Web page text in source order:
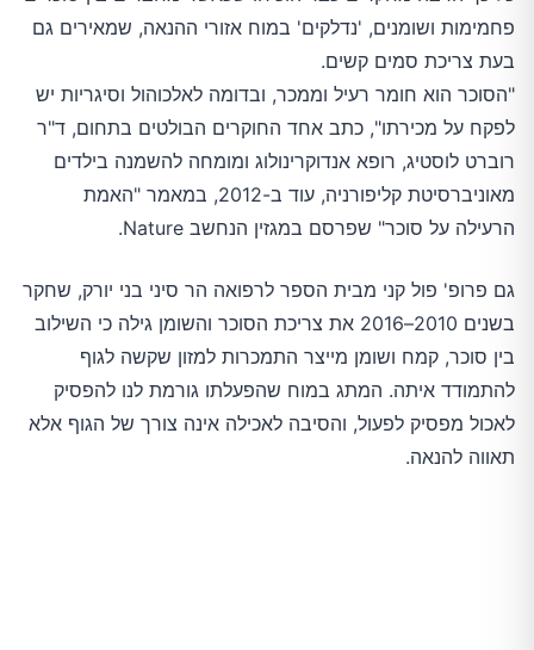
פחמימות ושומנים, 'נדלקים' במוח אזורי ההנאה, שמאירים גם
בעת צריכת סמים קשים.
"הסוכר הוא חומר רעיל וממכר, ובדומה לאלכוהול וסיגריות יש
לפקח על מכירתו", כתב אחד החוקרים הבולטים בתחום, ד"ר
רוברט לוסטיג, רופא אנדוקרינולוג ומומחה להשמנה בילדים
מאוניברסיטת קליפורניה, עוד ב-2012, במאמר "האמת
הרעילה על סוכר" שפרסם במגזין הנחשב Nature.
גם פרופ' פול קני מבית הספר לרפואה הר סיני בני יורק, שחקר
בשנים 2010–2016 את צריכת הסוכר והשומן גילה כי השילוב
בין סוכר, קמח ושומן מייצר התמכרות למזון שקשה לגוף
להתמודד איתה. המתג במוח שהפעלתו גורמת לנו להפסיק
לאכול מפסיק לפעול, והסיבה לאכילה אינה צורך של הגוף אלא
תאווה להנאה.